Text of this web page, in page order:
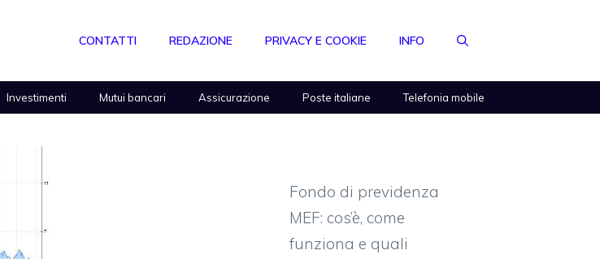
CONTATTI REDAZIONE PRIVACY E COOKIE INFO
Investimenti Mutui bancari Assicurazione Poste italiane Telefonia mobile
Fondo di previdenza
MEF: cos’è, come
funziona e quali